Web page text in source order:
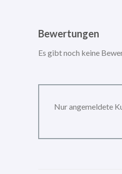
Bewertungen
Es gibt noch keine
Nur angemeldete